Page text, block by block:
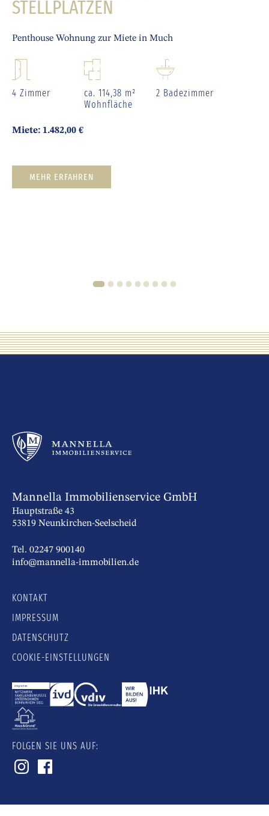
STELLPLÄTZEN
Penthouse Wohnung zur Miete in Much
4 Zimmer
ca. 114,38 m²
Wohnfläche
2 Badezimmer
Miete: 1.482,00 €
MEHR ERFAHREN
1 2 3 4 5 6 7 8 9
Mannella Immobilienservice GmbH
Hauptstraße 43
53819 Neunkirchen-Seelscheid
Tel. 02247 900140
info@mannella-immobilien.de
KONTAKT
IMPRESSUM
DATENSCHUTZ
COOKIE-EINSTELLUNGEN
FOLGEN SIE UNS AUF: